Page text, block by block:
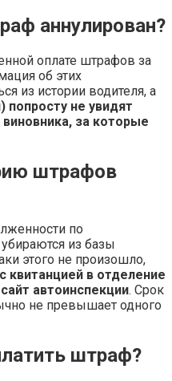
аннулирован?
оплате штрафов за
об этих
из истории водителя, а
попросту не увидят
за которые
штрафов
по
из базы
этого не произошло,
квитанцией в отделение
автоинспекции. Срок
не превышает одного
штраф?